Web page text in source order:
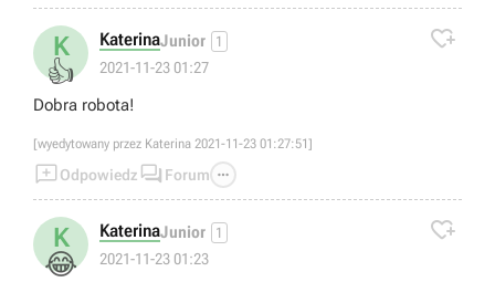
K
👍
KaterinaJunior 1
2021-11-23 01:27

Dobra robota!
[wyedytowany przez Katerina 2021-11-23 01:27:51]
Odpowiedz  Forum 
K
😂
KaterinaJunior 1
2021-11-23 01:23
